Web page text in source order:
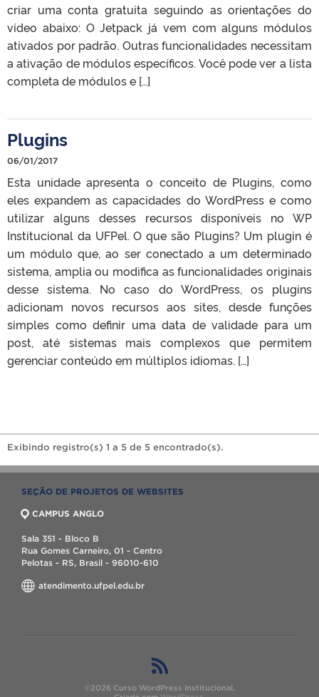
criar uma conta gratuita seguindo as orientações do
vídeo abaixo: O Jetpack já vem com alguns módulos
ativados por padrão. Outras funcionalidades necessitam
a ativação de módulos específicos. Você pode ver a lista
completa de módulos e […]
Plugins
06/01/2017
Esta unidade apresenta o conceito de Plugins, como
eles expandem as capacidades do WordPress e como
utilizar alguns desses recursos disponíveis no WP
Institucional da UFPel. O que são Plugins? Um plugin é
um módulo que, ao ser conectado a um determinado
sistema, amplia ou modifica as funcionalidades originais
desse sistema. No caso do WordPress, os plugins
adicionam novos recursos aos sites, desde funções
simples como definir uma data de validade para um
post, até sistemas mais complexos que permitem
gerenciar conteúdo em múltiplos idiomas. […]
Exibindo registro(s) 1 a 5 de 5 encontrado(s).
SEÇÃO DE PROJETOS DE WEBSITES
CAMPUS ANGLO
Sala 351 - Bloco B
Rua Gomes Carneiro, 01 - Centro
Pelotas - RS, Brasil - 96010-610
atendimento.ufpel.edu.br
©2026 Curso WordPress Institucional.